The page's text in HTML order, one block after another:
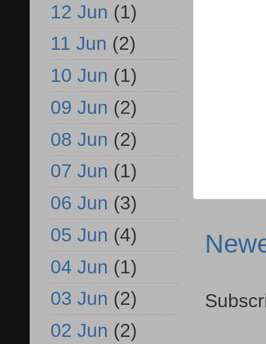
12 Jun (1)
11 Jun (2)
10 Jun (1)
09 Jun (2)
08 Jun (2)
07 Jun (1)
06 Jun (3)
05 Jun (4)
04 Jun (1)
03 Jun (2)
02 Jun (2)